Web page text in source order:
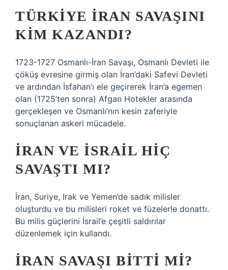
TÜRKIYE İRAN SAVAŞINI
KIM KAZANDI?
1723-1727 Osmanlı-İran Savaşı, Osmanlı Devleti ile
çöküş evresine girmiş olan İran’daki Safevi Devleti
ve ardından İsfahan’ı ele geçirerek İran’a egemen
olan (1725’ten sonra) Afgan Hotekler arasında
gerçekleşen ve Osmanlı’nın kesin zaferiyle
sonuçlanan askeri mücadele.
İRAN VE İSRAIL HIÇ
SAVAŞTI MI?
İran, Suriye, Irak ve Yemen’de sadık milisler
oluşturdu ve bu milisleri roket ve füzelerle donattı.
Bu milis güçlerini İsrail’e çeşitli saldırılar
düzenlemek için kullandı.
İRAN SAVAŞI BITTI MI?